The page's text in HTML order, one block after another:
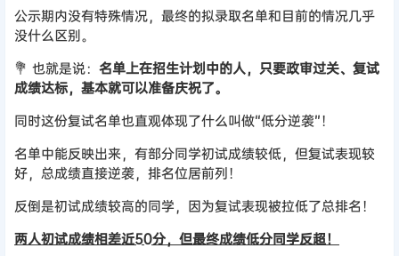
公示期内没有特殊情况，最终的拟录取名单和目前的情况几乎
没什么区别。
💐 也就是说： 名单上在招生计划中的人，只要政审过关、复试
成绩达标，基本就可以准备庆祝了。
同时这份复试名单也直观体现了什么叫做“低分逆袭”！
名单中能反映出来，有部分同学初试成绩较低，但复试表现较
好，总成绩直接逆袭，排名位居前列！
反倒是初试成绩较高的同学，因为复试表现被拉低了总排名！
两人初试成绩相差近50分，但最终成绩低分同学反超！